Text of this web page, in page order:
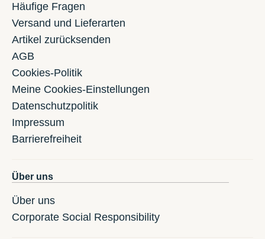
Häufige Fragen
Versand und Lieferarten
Artikel zurücksenden
AGB
Cookies-Politik
Meine Cookies-Einstellungen
Datenschutzpolitik
Impressum
Barrierefreiheit
Über uns
Über uns
Corporate Social Responsibility